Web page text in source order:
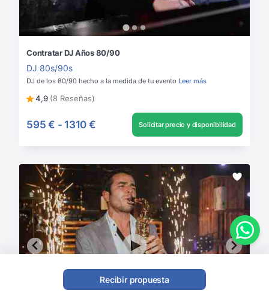
Contratar DJ Años 80/90
DJ 80s/90s
DJ de los 80/90 hecho a la medida de tu evento Leer más
4,9 (8 Reseñas)
595 € - 1310 € Solicitar precio y disponibilidad
Recibir propuesta